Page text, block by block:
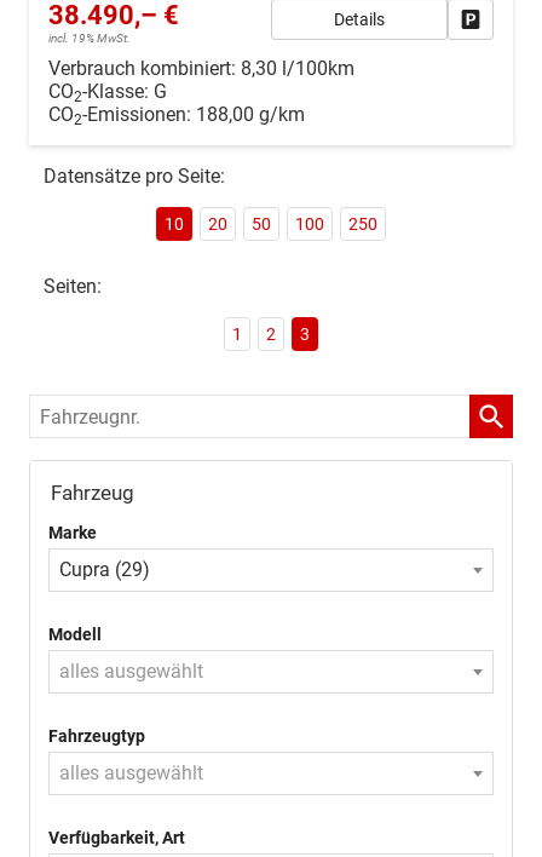
38.490,– €
incl. 19% MwSt.
Details
Verbrauch kombiniert: 8,30 l/100km
CO2-Klasse: G
CO2-Emissionen: 188,00 g/km
Datensätze pro Seite:
10 20 50 100 250
Seiten:
1 2 3
Fahrzeugnr.
Fahrzeug
Marke
Cupra (29)
Modell
alles ausgewählt
Fahrzeugtyp
alles ausgewählt
Verfügbarkeit, Art